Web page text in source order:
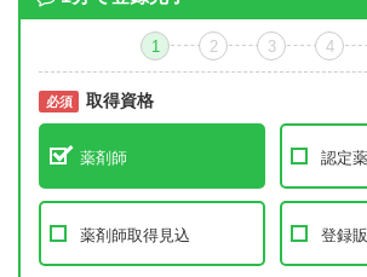
1 2 3 4
必須 取得資格
薬剤師 認定
薬剤師取得見込 登録